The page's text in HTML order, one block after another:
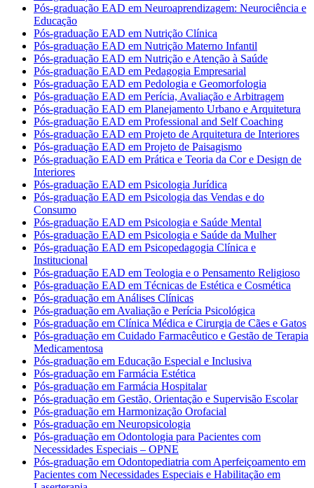
Pós-graduação EAD em Neuroaprendizagem: Neurociência e
Educação
Pós-graduação EAD em Nutrição Clínica
Pós-graduação EAD em Nutrição Materno Infantil
Pós-graduação EAD em Nutrição e Atenção à Saúde
Pós-graduação EAD em Pedagogia Empresarial
Pós-graduação EAD em Pedologia e Geomorfologia
Pós-graduação EAD em Perícia, Avaliação e Arbitragem
Pós-graduação EAD em Planejamento Urbano e Arquitetura
Pós-graduação EAD em Professional and Self Coaching
Pós-graduação EAD em Projeto de Arquitetura de Interiores
Pós-graduação EAD em Projeto de Paisagismo
Pós-graduação EAD em Prática e Teoria da Cor e Design de
Interiores
Pós-graduação EAD em Psicologia Jurídica
Pós-graduação EAD em Psicologia das Vendas e do
Consumo
Pós-graduação EAD em Psicologia e Saúde Mental
Pós-graduação EAD em Psicologia e Saúde da Mulher
Pós-graduação EAD em Psicopedagogia Clínica e
Institucional
Pós-graduação EAD em Teologia e o Pensamento Religioso
Pós-graduação EAD em Técnicas de Estética e Cosmética
Pós-graduação em Análises Clínicas
Pós-graduação em Avaliação e Perícia Psicológica
Pós-graduação em Clínica Médica e Cirurgia de Cães e Gatos
Pós-graduação em Cuidado Farmacêutico e Gestão de Terapia
Medicamentosa
Pós-graduação em Educação Especial e Inclusiva
Pós-graduação em Farmácia Estética
Pós-graduação em Farmácia Hospitalar
Pós-graduação em Gestão, Orientação e Supervisão Escolar
Pós-graduação em Harmonização Orofacial
Pós-graduação em Neuropsicologia
Pós-graduação em Odontologia para Pacientes com
Necessidades Especiais – OPNE
Pós-graduação em Odontopediatria com Aperfeiçoamento em
Pacientes com Necessidades Especiais e Habilitação em